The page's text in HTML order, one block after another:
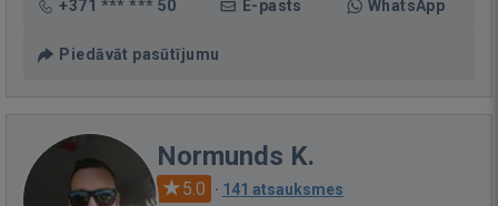
+371 *** *** 50 E-pasts WhatsApp
Piedāvāt pasūtījumu
Normunds K.
5.0 · 141 atsauksmes